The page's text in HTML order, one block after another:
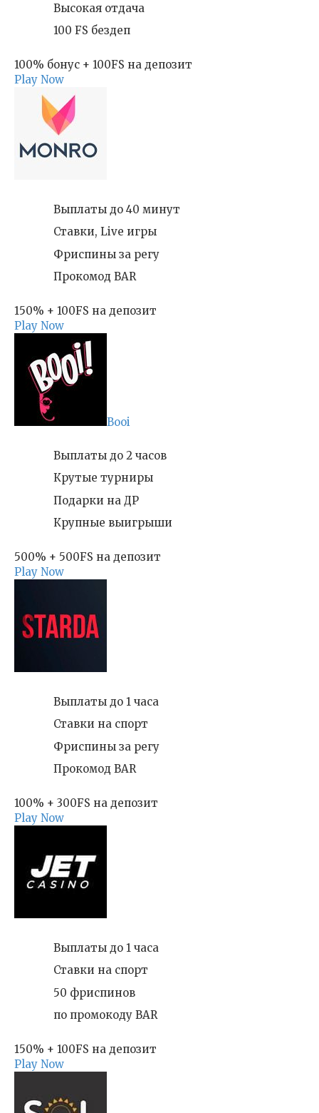
Высокая отдача
100 FS бездеп
100% бонус + 100FS на депозит
Play Now
Выплаты до 40 минут
Ставки, Live игры
Фриспины за регу
Прокомод BAR
150% + 100FS на депозит
Play Now
Booi
Выплаты до 2 часов
Крутые турниры
Подарки на ДР
Крупные выигрыши
500% + 500FS на депозит
Play Now
Выплаты до 1 часа
Ставки на спорт
Фриспины за регу
Прокомод BAR
100% + 300FS на депозит
Play Now
Выплаты до 1 часа
Ставки на спорт
50 фриспинов
по промокоду BAR
150% + 100FS на депозит
Play Now